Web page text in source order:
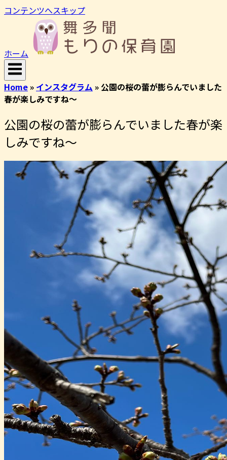
コンテンツへスキップ
ホーム
Home» インスタグラム » 公園の桜の蕾が膨らんでいました
春が楽しみですね〜
公園の桜の蕾が膨らんでいました春が楽
しみですね〜